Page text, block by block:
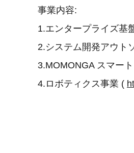
事業内容:
1.エンタープライズ基
2.システム開発アウト
3.MOMONGA スマー
4.ロボティクス事業 (